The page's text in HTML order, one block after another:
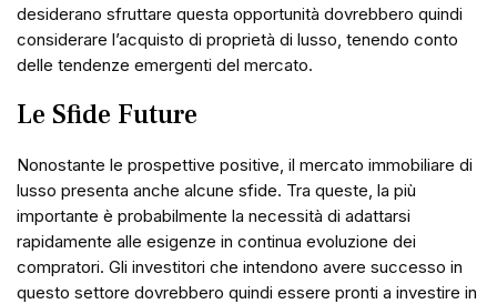
desiderano sfruttare questa opportunità dovrebbero quindi
considerare l’acquisto di proprietà di lusso, tenendo conto
delle tendenze emergenti del mercato.
Le Sfide Future
Nonostante le prospettive positive, il mercato immobiliare di
lusso presenta anche alcune sfide. Tra queste, la più
importante è probabilmente la necessità di adattarsi
rapidamente alle esigenze in continua evoluzione dei
compratori. Gli investitori che intendono avere successo in
questo settore dovrebbero quindi essere pronti a investire in